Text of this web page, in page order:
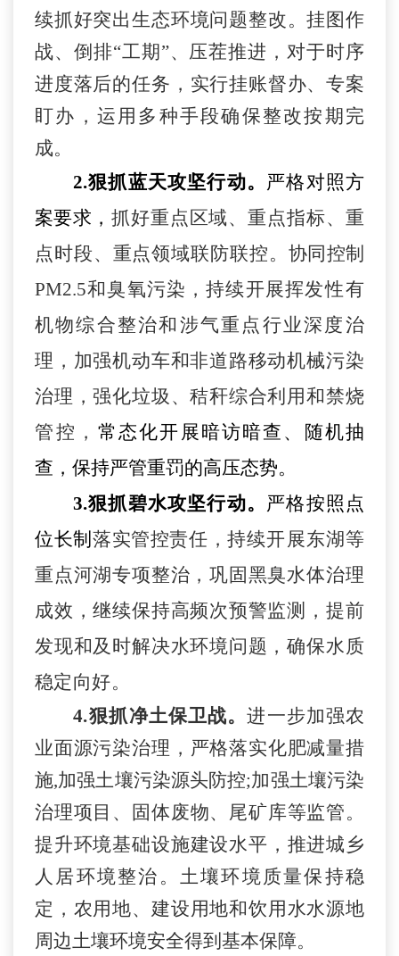
续抓好突出生态环境问题整改。挂图作
战、倒排“工期”、压茬推进，对于时序
进度落后的任务，实行挂账督办、专案
盯办，运用多种手段确保整改按期完
成。
2.狠抓蓝天攻坚行动。 严格对照方
案要求 ， 抓好重点区域、重点指标、重
点时段、重点领域联防联控。 协同控制
PM2.5和臭氧污染，持续开展挥发性有
机物综合整治和涉气重点行业深度治
理 ， 加强机动车和非道路移动机械污染
治理 ，强化垃圾、秸秆综合利用和禁烧
管控 ， 常态化开展暗访暗查、随机抽
查 ， 保持严管重罚的高压态势。
3.狠抓碧水攻坚行动。 严格按照点
位长制 落实管控责任 ，持续开展东湖等
重点河湖专项整治 ，巩固黑臭水体治理
成效，继续保持高频次预警监测，提前
发现和及时解决水环境问题，确保水质
稳定向好。
4.狠抓净土保卫战。进一步加强农
业面源污染治理，严格落实化肥减量措
施,加强土壤污染源头防控;加强土壤污染
治理项目、固体废物、尾矿库等监管。
提升环境基础设施建设水平，推进城乡
人居环境整治。土壤环境质量保持稳
定，农用地、建设用地和饮用水水源地
周边土壤环境安全得到基本保障。